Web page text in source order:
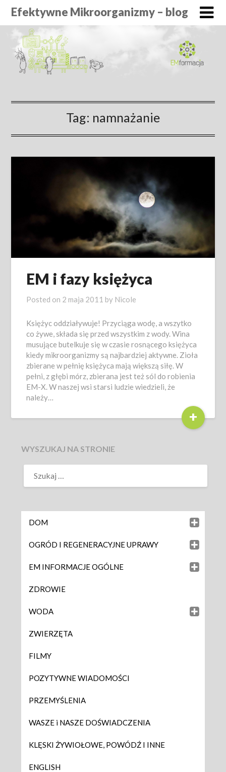
Efektywne Mikroorganizmy – blog
Tag: namnażanie
EM i fazy księżyca
Posted on 2 maja 2011 by Nicole
Księżyc oddziaływuje! Przyciąga wodę, a wszytko
co żywe, składa się przed wszystkim z wody. Wina
musujące butelkuje się w czasie rosnącego księżyca
kiedy mikroorganizmy są najbardziej aktywne. Zioła
zbierane w pełnię księżyca mają większą siłę. W
pełni, z głębi mórz, zbierana jest też sól do robienia
EM-X. W naszej wsi starsi ludzie wiedzieli, że
należy…
+
WYSZUKAJ NA STRONIE
DOM
OGRÓD I REGENERACYJNE UPRAWY
EM INFORMACJE OGÓLNE
ZDROWIE
WODA
ZWIERZĘTA
FILMY
POZYTYWNE WIADOMOŚCI
PRZEMYŚLENIA
WASZE i NASZE DOŚWIADCZENIA
KLĘSKI ŻYWIOŁOWE, POWÓDŹ I INNE
ENGLISH